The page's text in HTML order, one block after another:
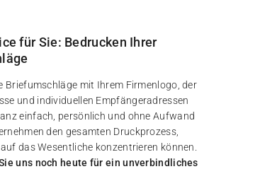
für Sie: Bedrucken Ihrer
Briefumschläge mit Ihrem Firmenlogo, der
und individuellen Empfängeradressen
einfach, persönlich und ohne Aufwand
den gesamten Druckprozess,
das Wesentliche konzentrieren können.
uns noch heute für ein unverbindliches